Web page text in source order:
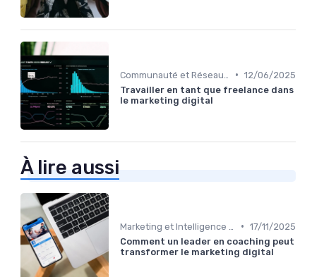
• 12/06/2025
Travailler en tant que freelance dans
le marketing digital
À lire aussi
• 17/11/2025
Comment un leader en coaching peut
transformer le marketing digital